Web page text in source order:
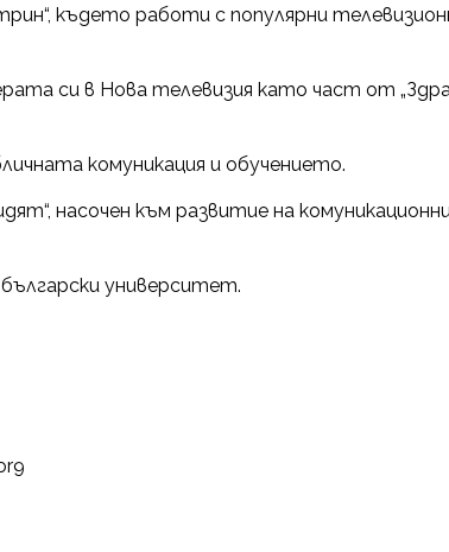
където работи с популярни
си в Нова телевизия като част от
комуникация и обучението.
насочен към развитие на
университет.